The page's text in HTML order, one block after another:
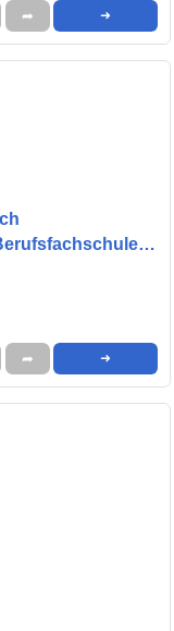
➦ ➜
➦ ➜